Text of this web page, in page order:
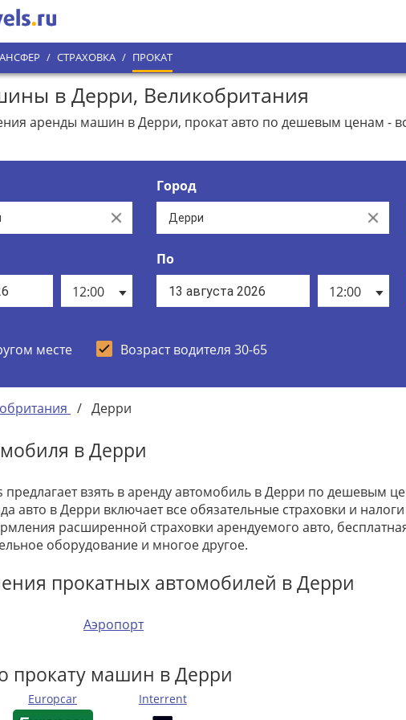
/ СТРАХОВКА / ПРОКАТ
в Дерри, Великобритания
аренды машин в Дерри, прокат авто по дешевым ценам -
Clear
Город
Clear
12:00
По
12:00
месте Возраст водителя 30-65
/ Дерри
в Дерри
предлагает взять в аренду автомобиль в Дерри по дешевым
авто в Дерри включает все обязательные страховки и
расширенной страховки арендуемого авто,
оборудование и многое другое.
прокатных автомобилей в Дерри
Аэропорт
прокату машин в Дерри
Europcar Interrent